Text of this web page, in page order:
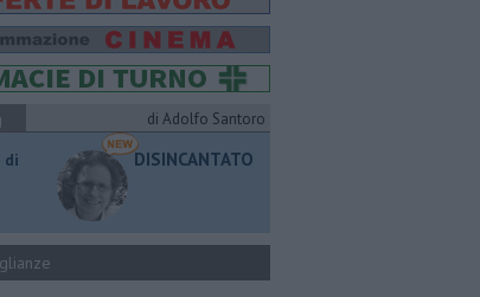
di Adolfo Santoro
di
DISINCANTATO